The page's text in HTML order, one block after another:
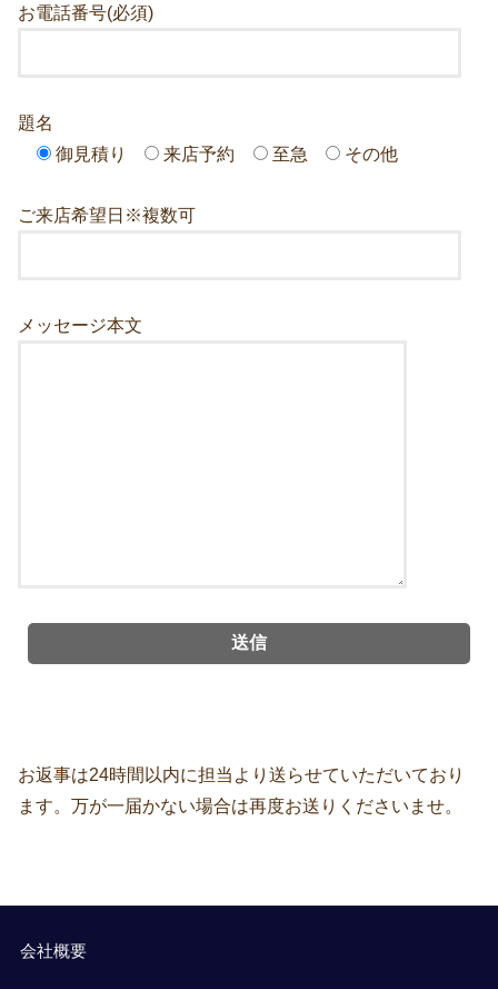
お電話番号(必須)
題名
御見積り
来店予約 至急 その他
ご来店希望日※複数可
メッセージ本文
お返事は24時間以内に担当より送らせていただいており
ます。万が一届かない場合は再度お送りくださいませ。
会社概要